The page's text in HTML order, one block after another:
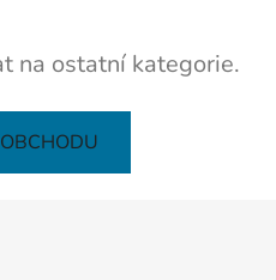
na ostatní kategorie.